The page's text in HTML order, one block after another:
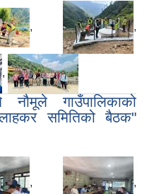
, ,
,
गाउँपालिकाको
समितिको बैठक"
, ,